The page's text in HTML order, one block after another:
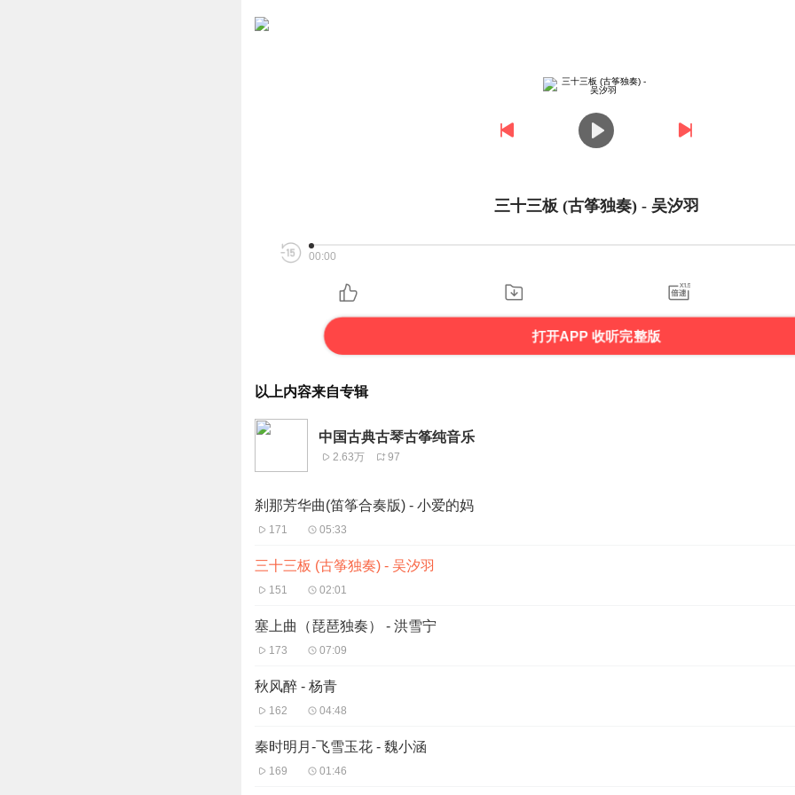
三十三板 (古筝独奏) - 吴汐羽
00:00
打开APP 收听完整版
以上内容来自专辑
中国古典古琴古筝纯音乐
2.63万 97
刹那芳华曲(笛筝合奏版) - 小爱的妈
171 05:33
三十三板 (古筝独奏) - 吴汐羽
151 02:01
塞上曲（琵琶独奏） - 洪雪宁
173 07:09
秋风醉 - 杨青
162 04:48
秦时明月-飞雪玉花 - 魏小涵
169 01:46